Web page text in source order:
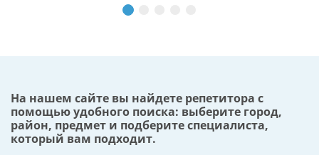
На нашем сайте вы найдете репетитора с
помощью удобного поиска: выберите город,
район, предмет и подберите специалиста,
который вам подходит.